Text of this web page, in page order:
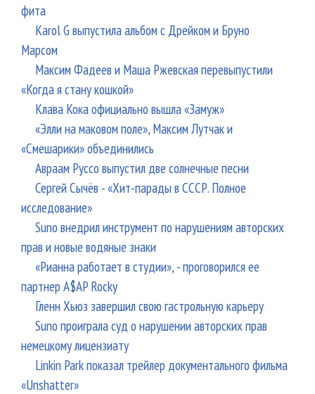
фита
Karol G выпустила альбом с Дрейком и Бруно
Марсом
Максим Фадеев и Маша Ржевская перевыпустили
«Когда я стану кошкой»
Клава Кока официально вышла «Замуж»
«Элли на маковом поле», Максим Лутчак и
«Смешарики» объединились
Авраам Руссо выпустил две солнечные песни
Сергей Сычёв - «Хит-парады в СССР. Полное
исследование»
Suno внедрил инструмент по нарушениям авторских
прав и новые водяные знаки
«Рианна работает в студии», - проговорился ее
партнер A$AP Rocky
Гленн Хьюз завершил свою гастрольную карьеру
Suno проиграла суд о нарушении авторских прав
немецкому лицензиату
Linkin Park показал трейлер документального фильма
«Unshatter»